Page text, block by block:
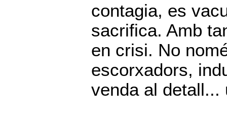
contagia, es
sacrifica. Amb
en crisi. No
escorxadors,
venda al detall...